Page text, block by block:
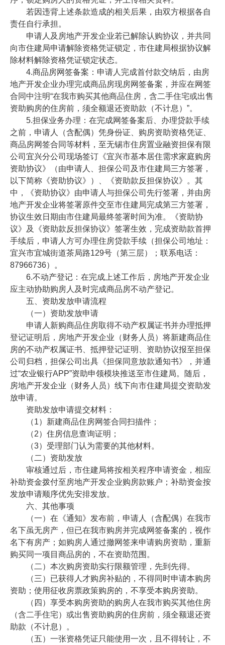
若因违背上述条款造成的相关后果，由双方根据各自
责任自行承担。
申请人及房地产开发企业若已解除认购协议，并共同
向市住建局申请解除资格凭证锁定，市住建局根据协议解
除材料解除资格凭证锁定状态。
4.商品房网签备案：申请人完成首付款交纳后，由房
地产开发企业办理完成商品房现房网签备案，并应在网签
合同中注明“在我市购买其他商品住房，含二手住宅或出售
资助购房的住房前，须全额退还资助款（不计息）”。
5.担保业务办理：在完成网签备案后、办理贷款手续
之前，申请人（含配偶）凭身份证、购房资助资格凭证、
商品房网签合同等材料，至无锡市住房置业融资担保有限
公司宜兴分公司现场签订《宜兴市基本居住需求家庭购房
资助协议》（由申请人、担保公司及市住建局三方签署，
以下简称《资助协议》）、《资助款反担保协议》。其
中，《资助协议》由申请人与担保公司先行签署，并由房
地产开发企业将签署原件交至市住建局完成第三方签署，
协议生效日期由市住建局最终签署时间为准。《资助协
议》及《资助款反担保协议》签署生效，完成资助款首押
手续后，申请人方可办理住房贷款手续（担保公司地址：
宜兴市宜城街道茶局路129号（第三层）；联系电话：
87966736）。
6.不动产登记：在完成上述工作后，房地产开发企业
应主动协助购房人及时完成商品房不动产登记。
五、资助发放申请流程
（一）资助发放申请
申请人新购商品住房取得不动产权属证书并办理抵押
登记证明后，房地产开发企业（财务人员）将新建商品住
房的不动产权属证书、抵押登记证明、资助协议报至担保
公司归档，担保公司出具《担保同意放款通知书》，并通
过“农业银行APP”资助申领模块推送至市住建局。随后，
房地产开发企业（财务人员）线下向市住建局提交资助发
放申请。
资助发放申请提交材料：
（1）新建商品住房网签合同扫描件；
（2）住房信息查询证明；
（3）受理部门认为需要的其他材料。
（二）资助发放
审核通过后，市住建局将按相关程序申请资金，相应
补助资金拨付至房地产开发企业购房款账户；补助资金按
发放申请顺序优先安排发放。
六、其他事项
（一）在《通知》发布前，申请人（含配偶）在我市
名下虽无房产，但已在我市购房并完成网签备案的，视作
名下有房产；如购房人通过撤网签来申请购房资助，重新
购买同一项目商品房的，不在资助范围。
（二）本次购房资助实行限额管理，先到先得。
（三）已获得人才购房补贴的，不得同时申请本购房
资助；使用征收房票政策购房的，不享受本购房资助。
（四）享受本购房资助的购房人在我市购买其他住房
（含二手住宅）或出售资助购房的住房前，须全额退还资
助款（不计息）。
（五）一张资格凭证只能使用一次，且不得转让，不